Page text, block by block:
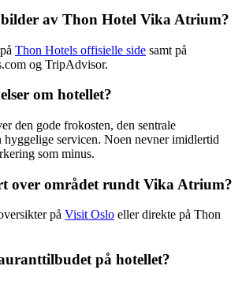
av Thon Hotel Vika Atrium?
Thon Hotels offisielle side samt på
og TripAdvisor.
om hotellet?
den gode frokosten, den sentrale
hyggelige servicen. Noen nevner imidlertid
som minus.
over området rundt Vika Atrium?
på Visit Oslo eller direkte på Thon
på hotellet?